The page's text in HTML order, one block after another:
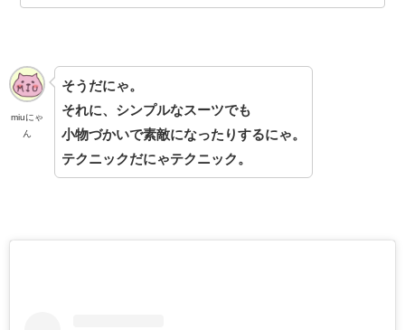
miuにゃ
ん
そうだにゃ。
それに、シンプルなスーツでも
小物づかいで素敵になったりするにゃ。
テクニックだにゃテクニック。